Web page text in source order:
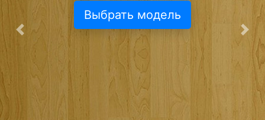
Выбрать модель
Предыдущая